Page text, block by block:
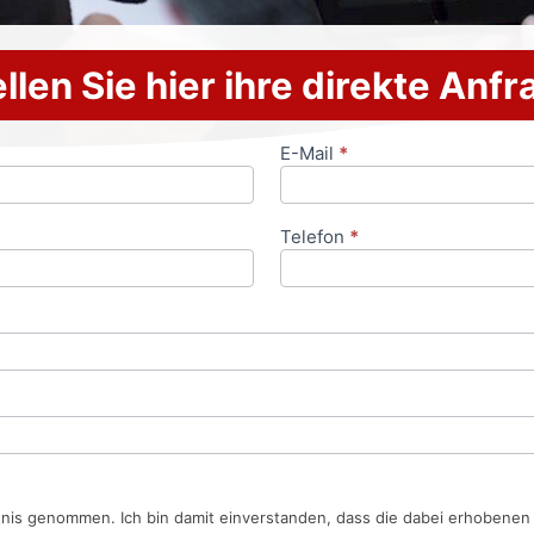
Sie hier ihre direkte
E-Mail *
Telefon *
genommen. Ich bin damit einverstanden, dass die dabei